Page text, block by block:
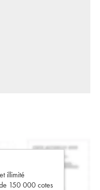
illimité
150 000 cotes